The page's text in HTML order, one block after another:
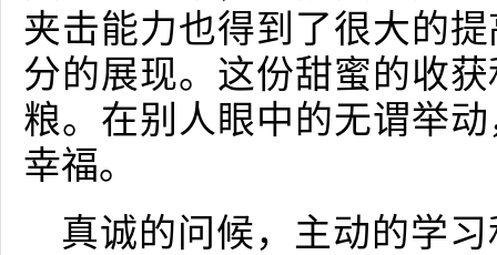
夹击能力也得到了很大的
分的展现。这份甜蜜的收
粮。在别人眼中的无谓举
幸福。
真诚的问候，主动的学